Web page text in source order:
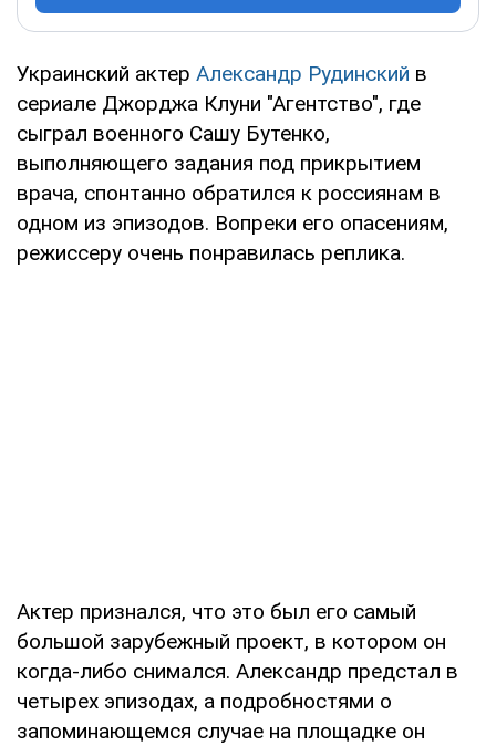
Украинский актер Александр Рудинский в
сериале Джорджа Клуни "Агентство", где
сыграл военного Сашу Бутенко,
выполняющего задания под прикрытием
врача, спонтанно обратился к россиянам в
одном из эпизодов. Вопреки его опасениям,
режиссеру очень понравилась реплика.
Актер признался, что это был его самый
большой зарубежный проект, в котором он
когда-либо снимался. Александр предстал в
четырех эпизодах, а подробностями о
запоминающемся случае на площадке он